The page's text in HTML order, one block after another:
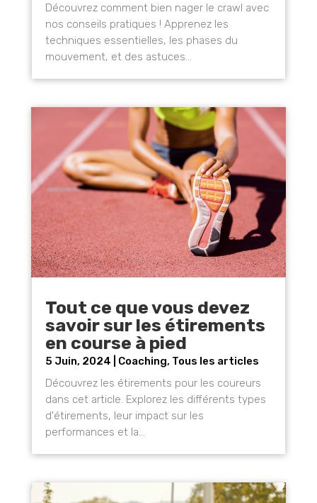
Découvrez comment bien nager le crawl avec
nos conseils pratiques ! Apprenez les
techniques essentielles, les phases du
mouvement, et des astuces...
Tout ce que vous devez
savoir sur les étirements
en course à pied
5 Juin, 2024 Coaching, Tous les articles
Découvrez les étirements pour les coureurs
dans cet article. Explorez les différents types
d'étirements, leur impact sur les
performances et la...